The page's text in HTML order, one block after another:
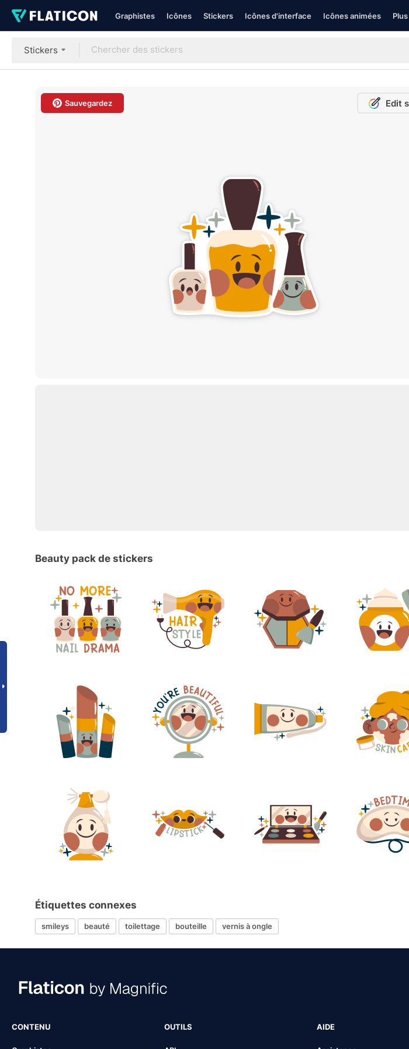
Graphistes Icônes Stickers Icônes d'interface Icônes animées Plus
Stickers
Sauvegardez Edit
Beauty pack de stickers
Étiquettes connexes
smileys beauté toilettage bouteille vernis à ongle
CONTENU OUTILS AIDE